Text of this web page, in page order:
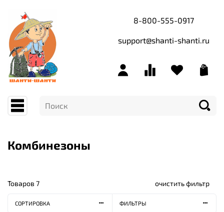
8-800-555-0917
support@shanti-shanti.ru
Комбинезоны
Товаров 7 очистить фильтр
СОРТИРОВКА ФИЛЬТРЫ